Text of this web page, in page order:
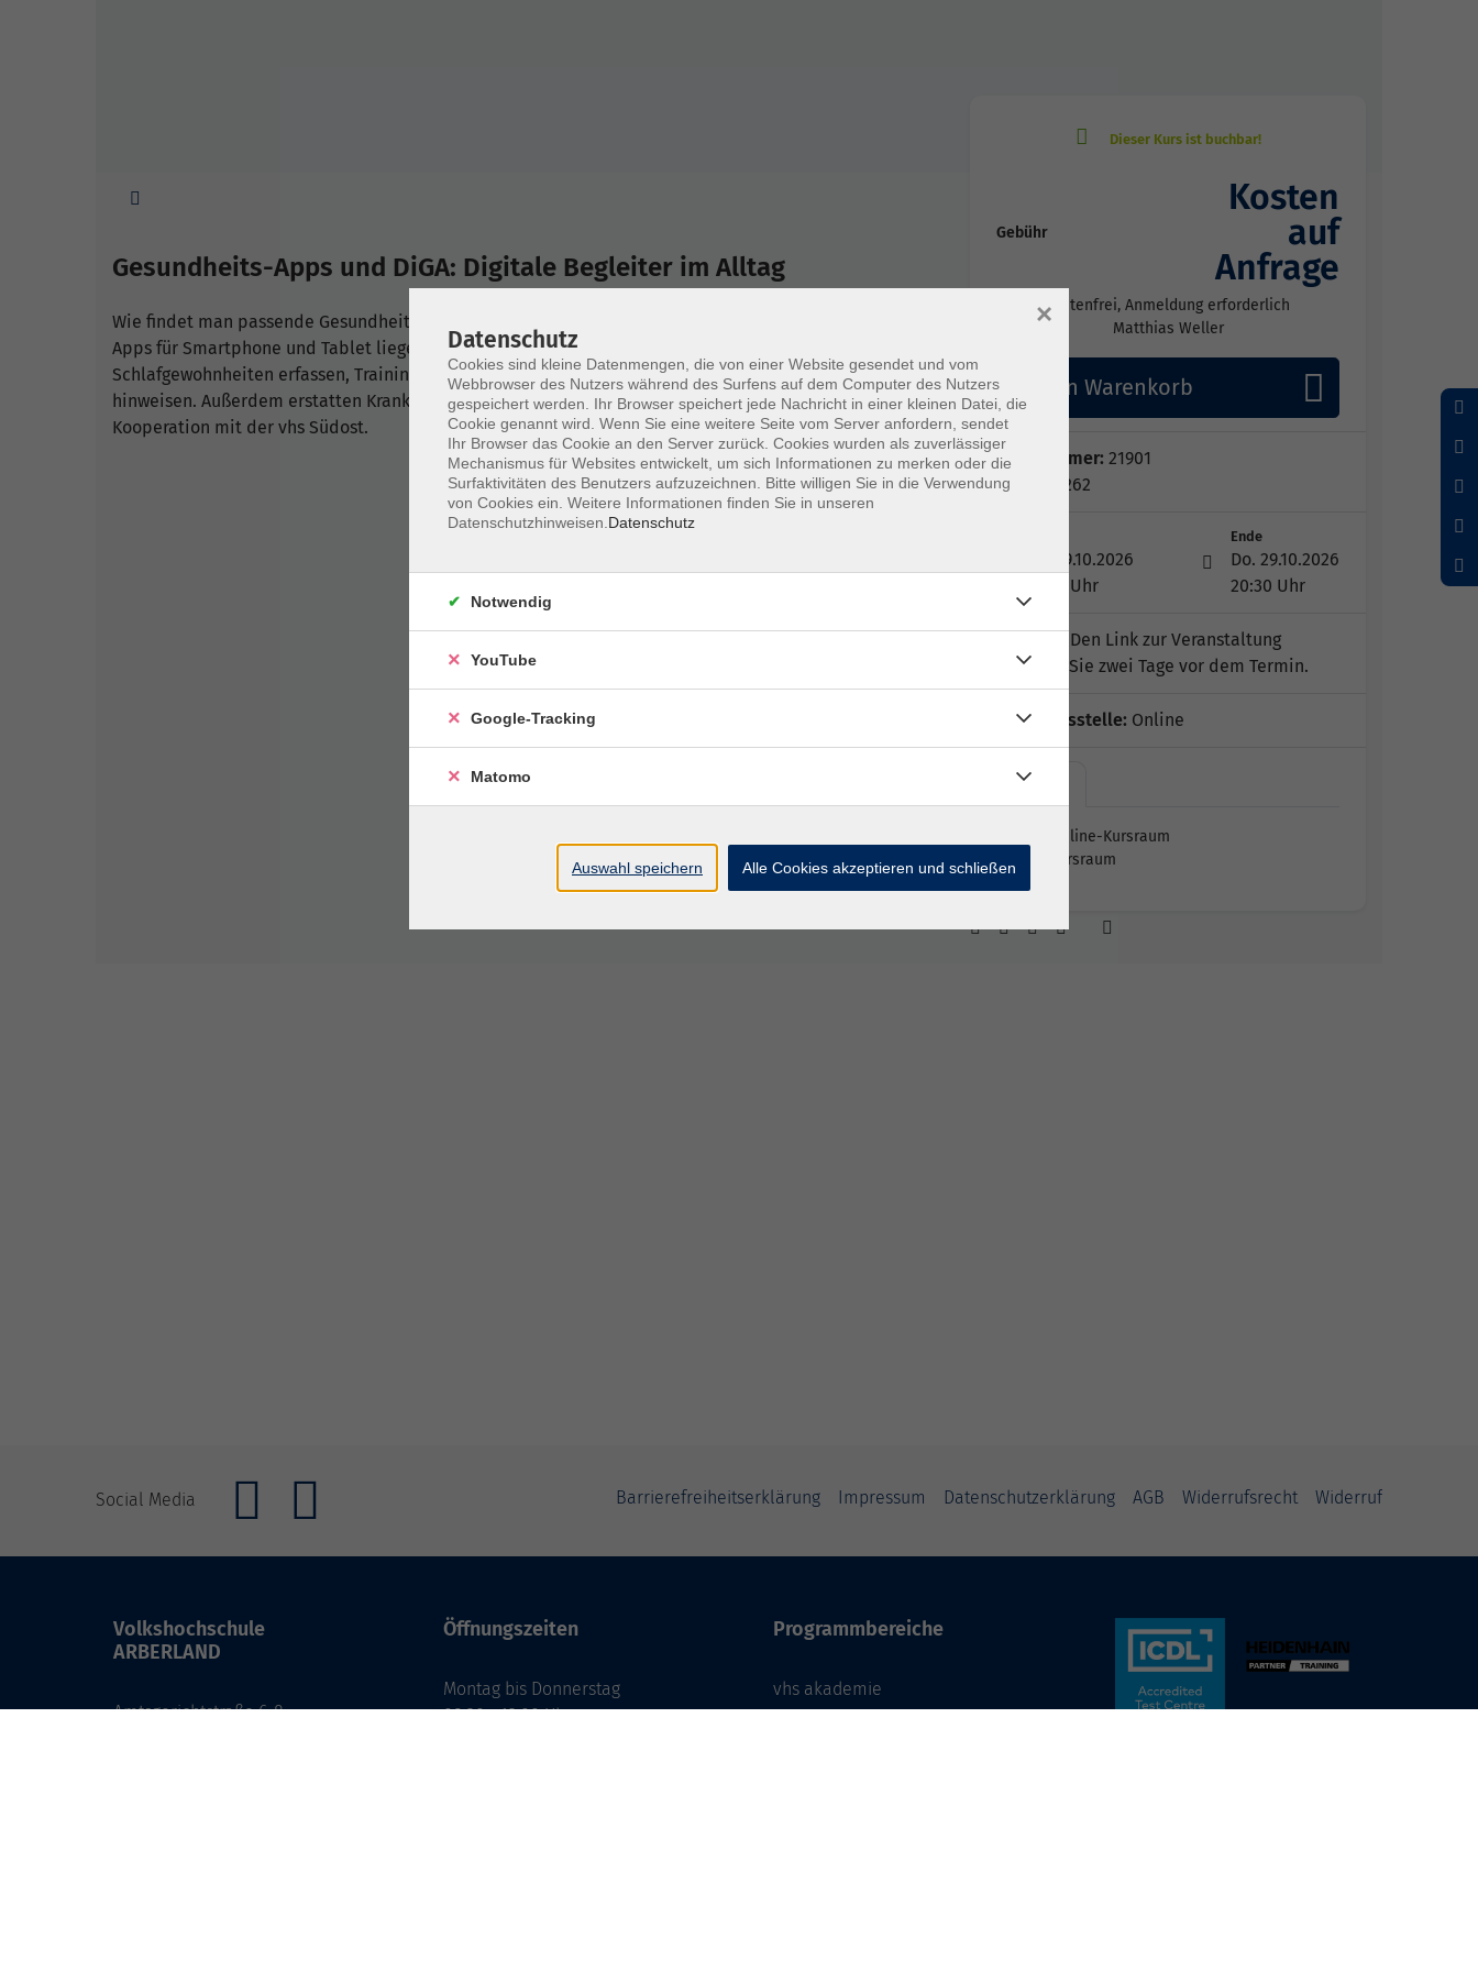
Gesundheits-Apps und DiGA: Digitale Begleiter im Alltag
Wie findet man passende Gesundheits-Apps und DiGAs? Welchen Nutzen bieten sie? Gesundheits-
Apps für Smartphone und Tablet liegen im Trend. Sie können Schritte und Kalorien zählen,
Schlafgewohnheiten erfassen, Trainingsprogramme erstellen und auf die Medikamenteneinnahme
hinweisen. Außerdem erstatten Krankenkassen die Kosten für manche Apps. Online-Vortrag in
Kooperation mit der vhs Südost.
Gebühr
Kosten
auf
Anfrage
kostenfrei, Anmeldung erforderlich
Matthias Weller
In den Warenkorb
Kursnummer: 21901
Periode 262
Do. 29.10.2026
19:00 Uhr
Ende
Do. 29.10.2026
20:30 Uhr
Den Link zur Veranstaltung
erhalten Sie zwei Tage vor dem Termin.
Geschäftsstelle: Online
Zoom -…
Zoom - Online-Kursraum
Online-Kursraum
Social Media Barrierefreiheitserklärung Impressum Datenschutzerklärung AGB Widerrufsrecht Widerruf
Volkshochschule
ARBERLAND
Amtsgerichtstraße 6-8
Öffnungszeiten
Montag bis Donnerstag
08:30 - 12:00 Uhr
Programmbereiche
vhs akademie
Datenschutz
Cookies sind kleine Datenmengen, die von einer Website gesendet und vom
Webbrowser des Nutzers während des Surfens auf dem Computer des Nutzers
gespeichert werden. Ihr Browser speichert jede Nachricht in einer kleinen Datei, die
Cookie genannt wird. Wenn Sie eine weitere Seite vom Server anfordern, sendet
Ihr Browser das Cookie an den Server zurück. Cookies wurden als zuverlässiger
Mechanismus für Websites entwickelt, um sich Informationen zu merken oder die
Surfaktivitäten des Benutzers aufzuzeichnen. Bitte willigen Sie in die Verwendung
von Cookies ein. Weitere Informationen finden Sie in unseren
Datenschutzhinweisen. Datenschutz
×
Notwendig
YouTube
Google-Tracking
Matomo
Auswahl speichern Alle Cookies akzeptieren und schließen